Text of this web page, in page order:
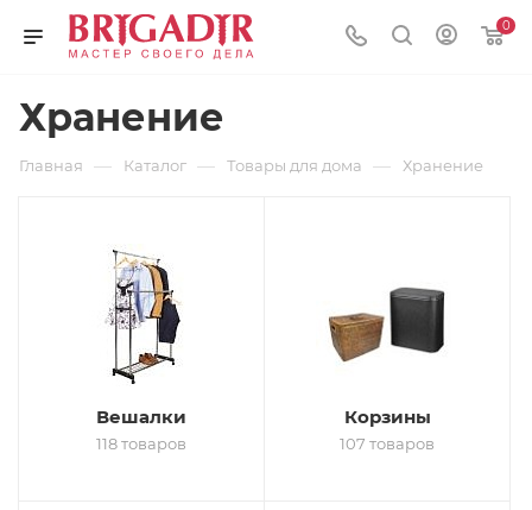
0
Хранение
Главная — Каталог — Товары для дома — Хранение
Вешалки
118 товаров
Корзины
107 товаров